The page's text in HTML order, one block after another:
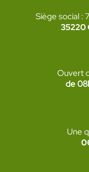
Siège social :
35220
Ouvert
de
Une